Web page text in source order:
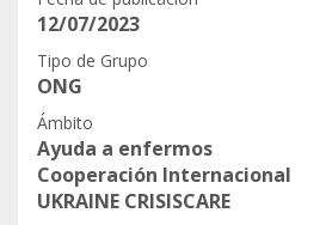
12/07/2023
Tipo de Grupo
ONG
Ámbito
Ayuda a enfermos
Cooperación Internacional
UKRAINE CRISISCARE